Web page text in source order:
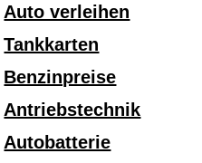
Auto verleihen
Tankkarten
Benzinpreise
Antriebstechnik
Autobatterie